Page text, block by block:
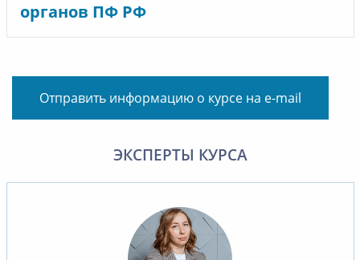
органов ПФ РФ
Отправить информацию о курсе на e-mail
ЭКСПЕРТЫ КУРСА